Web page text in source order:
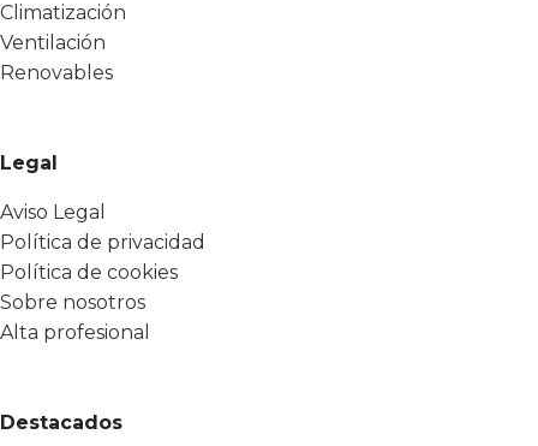
Climatización
Ventilación
Renovables
Legal
Aviso Legal
Política de privacidad
Política de cookies
Sobre nosotros
Alta profesional
Destacados